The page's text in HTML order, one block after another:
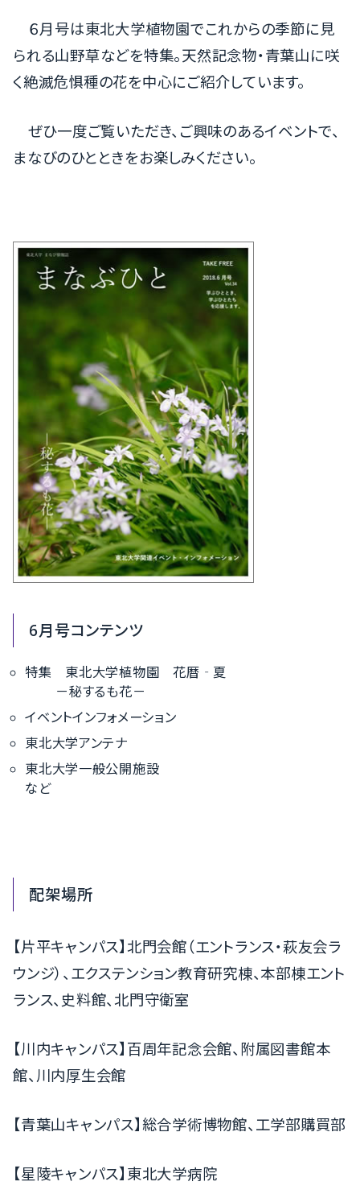
６月号は東北大学植物園でこれからの季節に見
られる山野草などを特集。天然記念物・青葉山に咲
く絶滅危惧種の花を中心にご紹介しています。
ぜひ一度ご覧いただき、ご興味のあるイベントで、
まなびのひとときをお楽しみください。
6月号コンテンツ
特集 東北大学植物園 花暦‐夏
－秘するも花－
イベントインフォメーション
東北大学アンテナ
東北大学一般公開施設
など
配架場所
【片平キャンパス】北門会館（エントランス・萩友会ラ
ウンジ）、エクステンション教育研究棟、本部棟エント
ランス、史料館、北門守衛室
【川内キャンパス】百周年記念会館、附属図書館本
館、川内厚生会館
【青葉山キャンパス】総合学術博物館、工学部購買部
【星陵キャンパス】東北大学病院